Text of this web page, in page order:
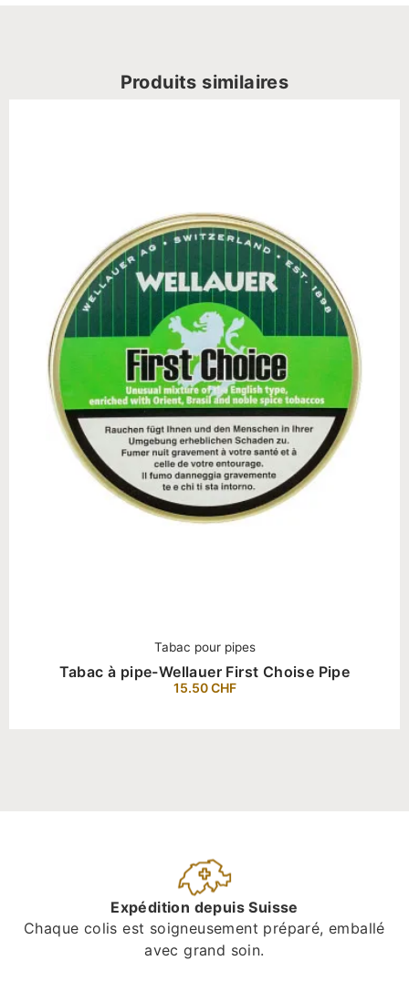
Produits similaires
Tabac pour pipes
Tabac à pipe-Wellauer First Choise Pipe
15.50CHF
Expédition depuis Suisse
Chaque colis est soigneusement préparé, emballé
avec grand soin.